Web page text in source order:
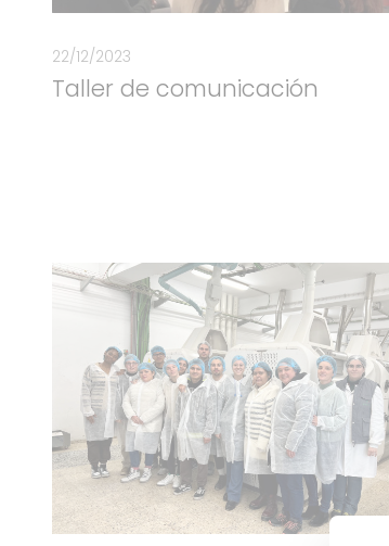
22/12/2023
Taller de comunicación